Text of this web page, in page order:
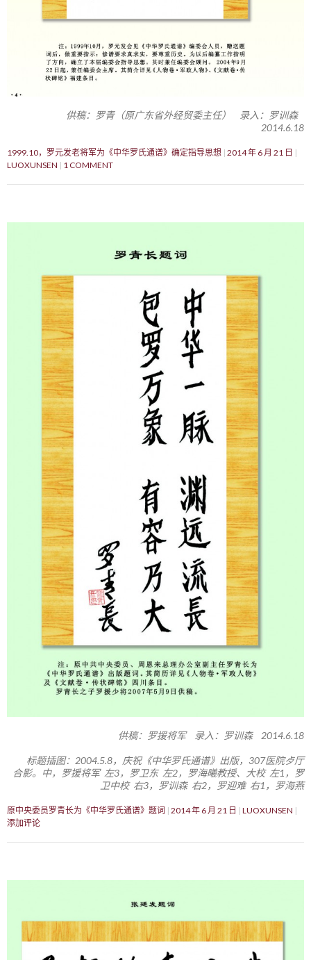
供稿：罗青（原广东省外经贸委主任） 录入：罗训森
2014.6.18
1999.10，罗元发老将军为《中华罗氏通谱》确定指导思想 2014 年 6 月 21 日
LUOXUNSEN
1 COMMENT
供稿：罗援将军 录入：罗训森 2014.6.18
标题插图：2004.5.8，庆祝《中华罗氏通谱》出版，307医院歺厅
合影。中，罗援将军 左3，罗卫东 左2，罗海曦教授、大校 左1，罗
卫中校 右3，罗训森 右2，罗迎难 右1，罗海燕
原中央委员罗青长为《中华罗氏通谱》题词 2014 年 6 月 21 日
LUOXUNSEN
添加评论